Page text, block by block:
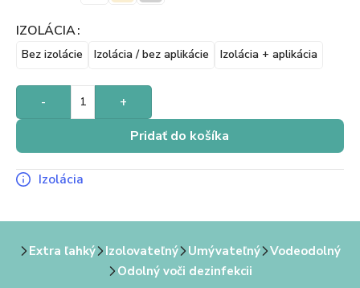
IZOLÁCIA
Bez izolácie Izolácia / bez aplikácie Izolácia + aplikácia
- +
Pridať do košíka
Izolácia
Extra ľahký Izolovateľný Umývateľný
Vodeodolný
Odolný voči dezinfekcii